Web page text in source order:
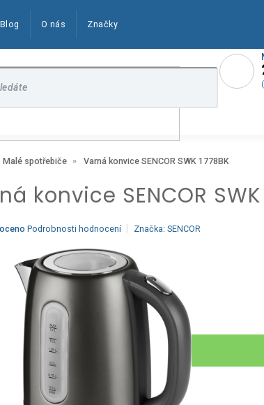
Blog O nás Značky
Malé spotřebiče Varná konvice SENCOR SWK 1778BK
konvice SENCOR SWK
Podrobnosti hodnocení Značka: SENCOR